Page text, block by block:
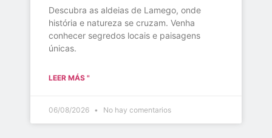
Descubra as aldeias de Lamego, onde
história e natureza se cruzam. Venha
conhecer segredos locais e paisagens
únicas.
LEER MÁS "
06/08/2026 No hay comentarios